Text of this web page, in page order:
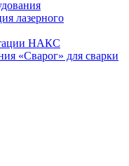
лазерного
НАКС
«Сварог» для сварки